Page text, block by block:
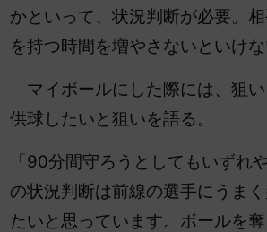
かといって、状況判断が必要。
を持つ時間を増やさないといけな
マイボールにした際には、狙
供球したいと狙いを語る。
「90分間守ろうとしてもいずれ
の状況判断は前線の選手にうま
たいと思っています。ボールを